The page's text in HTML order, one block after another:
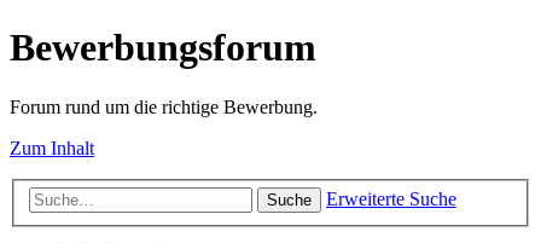
Bewerbungsforum
Forum rund um die richtige Bewerbung.
Zum Inhalt
Suche Erweiterte Suche